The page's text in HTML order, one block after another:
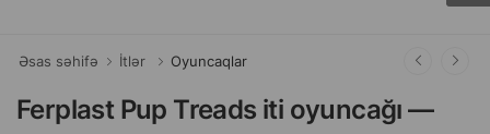
Əsas səhifə İtlər Oyuncaqlar
Ferplast Pup Treads iti oyuncağı —